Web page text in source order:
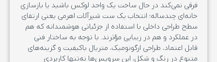
فرقی نمی‌کند در حال ساخت یک واحد لوکس باشید یا بازسازی
خانه‌ای چندساله؛ انتخاب یک ست شیرآلات اهرمی یعنی ارتقای
سطح طراحی داخلی با استفاده از جزئیاتی هوشمندانه که هم
در عملکرد و هم در زیبایی مؤثرند. با توجه به ساختار فنی
قابل‌ اعتماد، طراحی ارگونومیک، متریال باکیفیت و گزینه‌های
متنوع در رنگ و شکل، این سرویس‌ها نه‌تنها کاربردی